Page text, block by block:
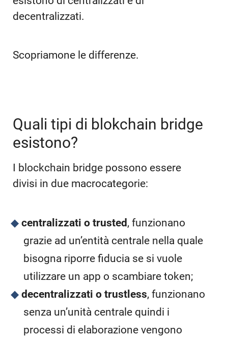
decentralizzati.
Scopriamone le differenze.
Quali tipi di blokchain bridge
esistono?
I blockchain bridge possono essere
divisi in due macrocategorie:
centralizzati o trusted , funzionano
grazie ad un’entità centrale nella quale
bisogna riporre fiducia se si vuole
utilizzare un app o scambiare token;
decentralizzati o trustless, funzionano
senza un’unità centrale quindi i
processi di elaborazione vengono